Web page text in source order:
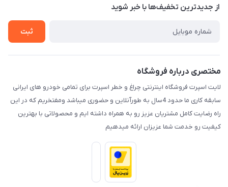
درباره ما
راهنما
از جدید‌ترین تخفیف‌ها با‌ خبر شوید
ثبت
مختصری درباره فروشگاه
لایت اسپرت فروشگاه اینترنتی چراغ و خطر اسپرت برای تمامی خودرو های ایرانی
سابقه کاری ما حدود 4سال به طورآنلاین و حضوری میباشد ومفتخریم که در این
راه رضایت کامل مشتریان عزیز رو به همراه داشته ایم و محصولاتی با بهترین
کیفیت رو خدمت شما عزیزان ارائه میدهیم